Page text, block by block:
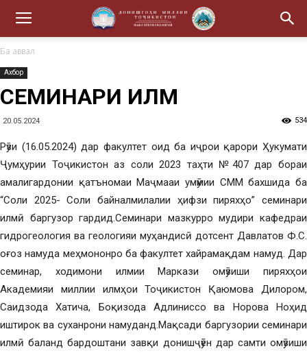
Ба аввал
Ахбор
СЕМИНАРИ ИЛМӢ
20.05.2024 534
Рӯзи (16.05.2024) дар факултет оид ба иҷрои қарори Ҳукумати
Ҷумҳурии Тоҷикистон аз соли 2023 таҳти №407 дар бораи
амалигардонии қатъномаи Маҷмааи умӯмии СММ бахшида ба
“Соли 2025- Соли байналмилалии ҳифзи пиряхҳо” семинари
илмӣ баргузор гардид.Семинари мазкурро мудири кафедраи
гидрогеология ва геологияи муҳандисӣ дотсент Давлатов Ф.С.
оғоз намуда меҳмононро ба факултет хайрамақдам намуд. Дар
семинар, ходимони илмии Маркази омӯзиши пиряхҳои
Академияи миллии илмҳои Тоҷикистон Қаюмова Дилором,
Саидзода Хатича, Боқизода Адлиниссо ва Норова Ноҳид
иштирок ва суханрони намуданд.Мақсади баргузории семинари
илмӣ баланд бардоштани завқи донишҷӯён дар самти омӯзиши